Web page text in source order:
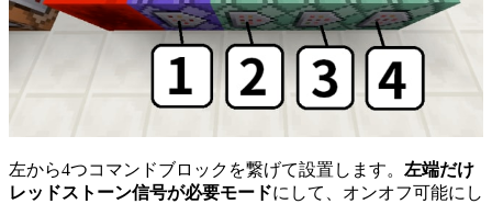
左から4つコマンドブロックを繋げて設置します。 左端だけ
レッドストーン信号が必要モードにして、オンオフ可能にし